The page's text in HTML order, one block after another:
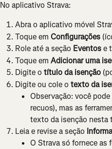
No aplicativo Strava:
Abra o aplicativo móvel
Toque em Configurações
Role até a seção Eventos e
Toque em Adicionar uma
Digite o título da isenção
Digite ou cole o texto da
Observação: você
recuos), mas as
texto da isenção nesta
Leia e revise a seção
O Strava só fornece as